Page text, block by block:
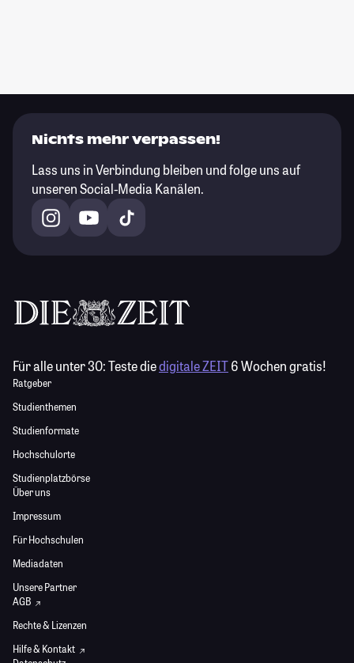
Nichts mehr verpassen!
Lass uns in Verbindung bleiben und folge uns auf
unseren Social-Media Kanälen.
Für alle unter 30:Teste diedigitale ZEIT6 Wochen gratis!
Ratgeber
Studienthemen
Studienformate
Hochschulorte
Studienplatzbörse
Über uns
Impressum
Für Hochschulen
Mediadaten
Unsere Partner
AGB
Rechte & Lizenzen
Hilfe & Kontakt